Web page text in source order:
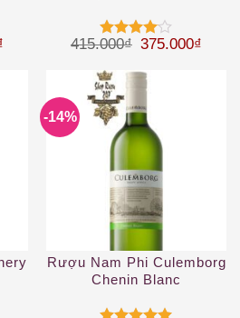
345.000₫.
Giá hiện tại là: 305.000₫.
Được
45 sao
415.000₫ Giá gốc là:
375.000₫
-14%
Rượu Nam Phi Culemborg
Chenin Blanc